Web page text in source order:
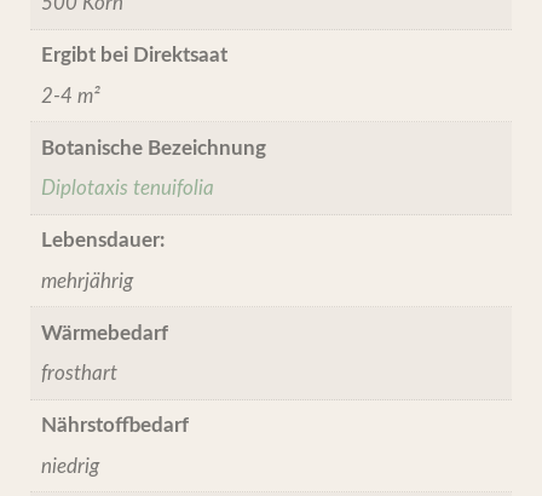
Ergibt bei Direktsaat
2-4 m²
Botanische Bezeichnung
Diplotaxis tenuifolia
Lebensdauer:
mehrjährig
Wärmebedarf
frosthart
Nährstoffbedarf
niedrig